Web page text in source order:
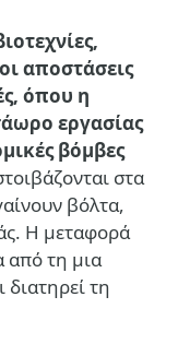
αποστάσεις
όπου η
εργασίας
βόμβες
στα
βόλτα,
Η μεταφορά
από τη μια
τη